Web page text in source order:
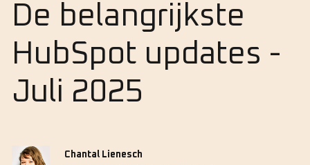
De belangrijkste
HubSpot updates -
Juli 2025
Chantal Lienesch